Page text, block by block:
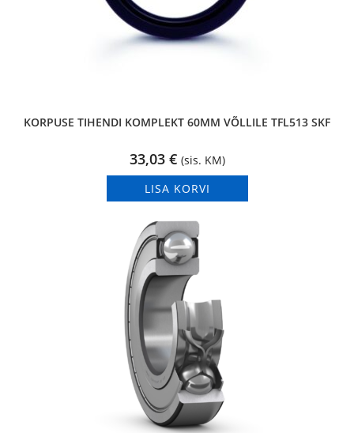
KORPUSE TIHENDI KOMPLEKT 60MM VÕLLILE TFL513 SKF
33,03 € (sis. KM)
LISA KORVI